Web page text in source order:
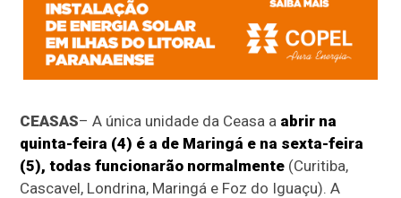
CEASAS– A única unidade da Ceasa a abrir na
quinta-feira (4) é a de Maringá e na sexta-feira
(5), todas funcionarão normalmente (Curitiba,
Cascavel, Londrina, Maringá e Foz do Iguaçu). A